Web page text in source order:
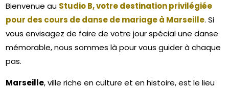
Bienvenue au Studio B, votre destination privilégiée
pour des cours de danse de mariage à Marseille. Si
vous envisagez de faire de votre jour spécial une danse
mémorable, nous sommes là pour vous guider à chaque
pas.
Marseille, ville riche en culture et en histoire, est le lieu